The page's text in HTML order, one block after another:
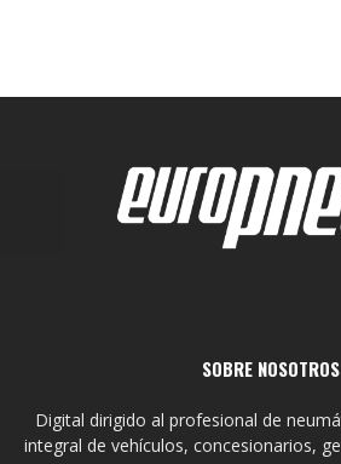
SOBRE NOSOTROS
Digital dirigido al profesional de
integral de vehículos, concesionarios,